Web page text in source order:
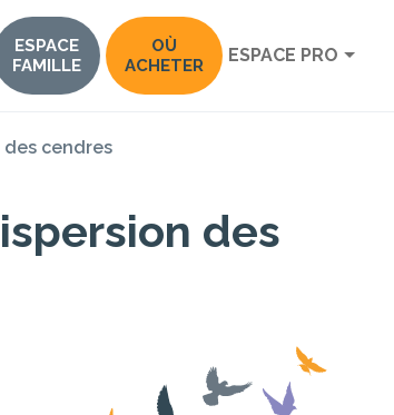
ESPACE
FAMILLE
OÙ
ACHETER
ESPACE PRO
des cendres
des